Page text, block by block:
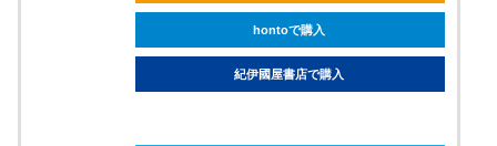
hontoで購入
紀伊國屋書店で購入